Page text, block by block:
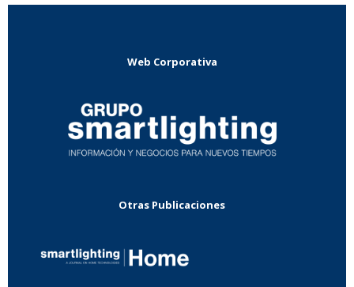
Web Corporativa
Otras Publicaciones